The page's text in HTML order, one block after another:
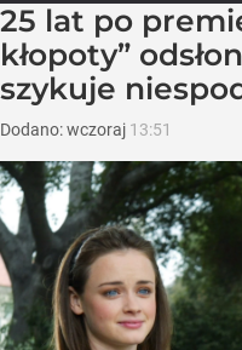
25 lat po
kłopoty”
szykuje
Dodano:wczoraj 13:51